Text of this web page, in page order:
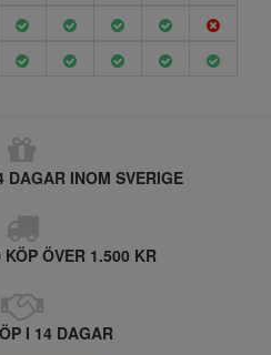
DAGAR INOM SVERIGE
ÖVER 1.500 KR
I 14 DAGAR